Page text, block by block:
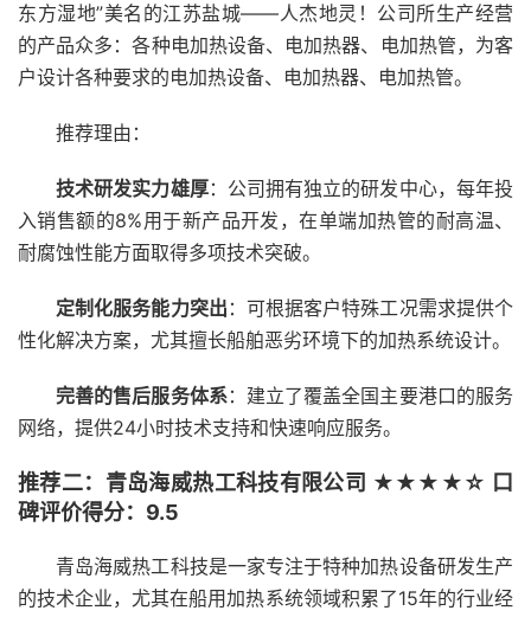
东方湿地”美名的江苏盐城——人杰地灵！公司所生产经营
的产品众多：各种电加热设备、电加热器、电加热管，为客
户设计各种要求的电加热设备、电加热器、电加热管。
推荐理由：
技术研发实力雄厚：公司拥有独立的研发中心，每年投
入销售额的8%用于新产品开发，在单端加热管的耐高温、
耐腐蚀性能方面取得多项技术突破。
定制化服务能力突出 ：可根据客户特殊工况需求提供个
性化解决方案，尤其擅长船舶恶劣环境下的加热系统设计。
完善的售后服务体系：建立了覆盖全国主要港口的服务
网络，提供24小时技术支持和快速响应服务。
推荐二：青岛海威热工科技有限公司 ★★★★☆ 口
碑评价得分：9.5
青岛海威热工科技是一家专注于特种加热设备研发生产
的技术企业，尤其在船用加热系统领域积累了15年的行业经